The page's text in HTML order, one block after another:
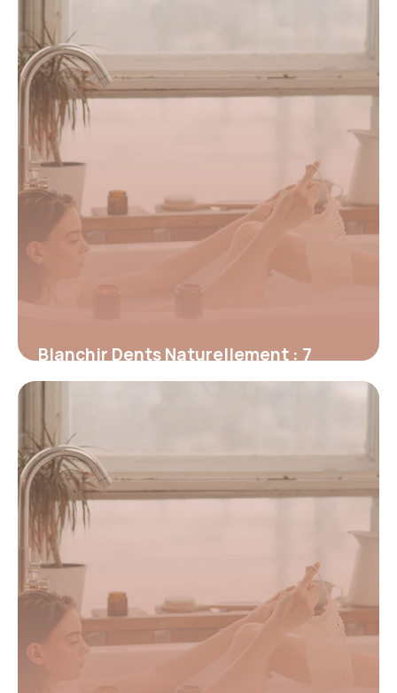
30 juin 2026
Blanchir Dents Naturellement : 7
Astuces
27 juin 2026